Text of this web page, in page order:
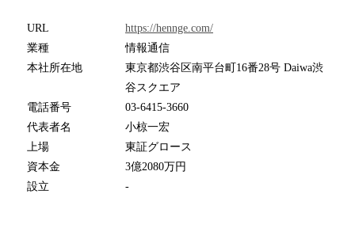
URL
https://hennge.com/
業種
情報通信
本社所在地
東京都渋谷区南平台町16番28号 Daiwa渋
谷スクエア
電話番号
03-6415-3660
代表者名
小椋一宏
上場
東証グロース
資本金
3億2080万円
設立
-